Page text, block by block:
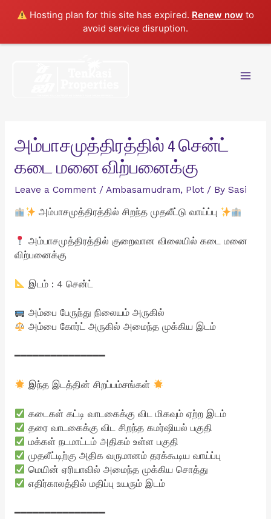
Hosting plan for this site has expired. Renew now to
avoid service disruption.
அம்பாசமுத்திரத்தில் 4 சென்ட்
கடை மனை விற்பனைக்கு
Leave a Comment / Ambasamudram, Plot/ By Sasi
அம்பாசமுத்திரத்தில் சிறந்த முதலீட்டு வாய்ப்பு
அம்பாசமுத்திரத்தில் குறைவான விலையில் கடை மனை
விற்பனைக்கு
இடம் : 4 சென்ட்
அம்பை பேருந்து நிலையம் அருகில்
அம்பை கோர்ட் அருகில் அமைந்த முக்கிய இடம்
━━━━━━━━━━━━━━━
இந்த இடத்தின் சிறப்பம்சங்கள்
கடைகள் கட்டி வாடகைக்கு விட மிகவும் ஏற்ற இடம்
தரை வாடகைக்கு விட சிறந்த கமர்ஷியல் பகுதி
மக்கள் நடமாட்டம் அதிகம் உள்ள பகுதி
முதலீட்டிற்கு அதிக வருமானம் தரக்கூடிய வாய்ப்பு
மெயின் ஏரியாவில் அமைந்த முக்கிய சொத்து
எதிர்காலத்தில் மதிப்பு உயரும் இடம்
━━━━━━━━━━━━━━━